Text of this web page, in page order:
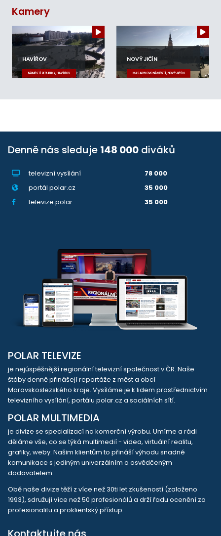
Kamery
HAVÍŘOV
NÁMĚSTÍ REPUBLIKY, HAVÍŘOV
NOVÝ JIČÍN
MASARYKOVO NÁMĚSTÍ, NOVÝ JIČÍN
Denně nás sleduje 148 000 diváků
televizní vysílání
78 000
portál polar.cz
35 000
televize.polar
35 000
POLAR TELEVIZE
je nejúspěšnější regionální televizní společnost v ČR. Naše
štáby denně přinášejí reportáže z měst a obcí
Moravskoslezského kraje. Vysíláme je k lidem prostřednictvím
televizního vysílání, portálu polar.cz a sociálních sítí.
POLAR MULTIMEDIA
je divize se specializací na komerční výrobu. Umíme a rádi
děláme vše, co se týká multimedií - videa, virtuální realitu,
grafiky, weby. Našim klientům to přináší výhodu snadné
komunikace s jediným univerzálním a osvědčeným
dodavatelem.
Obě naše divize těží z více než 30ti let zkušeností (založeno
1993), sdružují více než 50 profesionálů a drží řadu ocenění za
profesionalitu a proklientský přístup.